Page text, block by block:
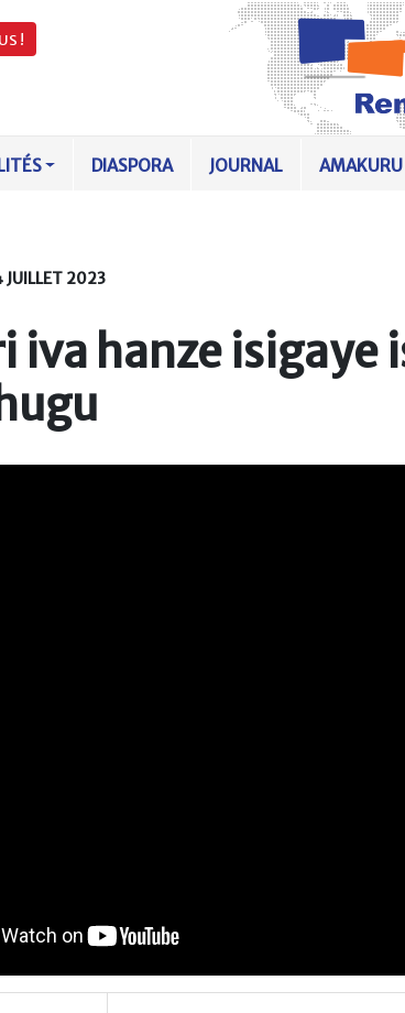
!
DIASPORA JOURNAL AMAKURU
JUILLET 2023
iva hanze